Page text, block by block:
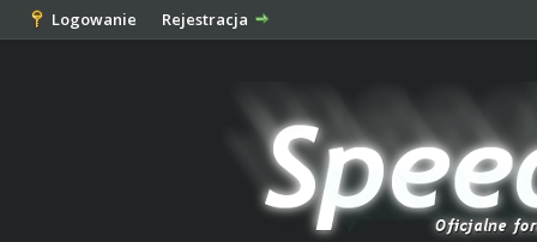
Logowanie Rejestracja